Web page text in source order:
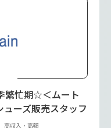
繁忙期☆＜ムート
ーズ販売スタッフ
高収入・高額